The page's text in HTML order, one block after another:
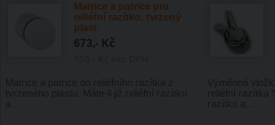
Matrice a patrice pro
reliéfní razítko, tvrzený
plast
673,- Kč